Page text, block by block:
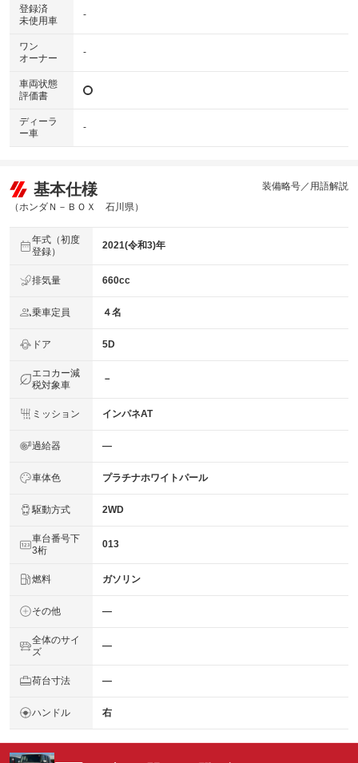
登録済
未使用車
-
ワン
オーナー
-
車両状態
評価書
ディーラ
ー車
-
基本仕様
（ホンダＮ－ＢＯＸ 石川県）
装備略号／用語解説
年式（初度
登録）
2021(令和3)年
排気量 660cc
乗車定員 ４名
ドア 5D
エコカー減
税対象車
－
ミッション インパネAT
過給器 ―
車体色 プラチナホワイトパール
駆動方式 2WD
車台番号下
3桁
013
燃料 ガソリン
その他 ―
全体のサイ
ズ
―
荷台寸法 ―
ハンドル 右